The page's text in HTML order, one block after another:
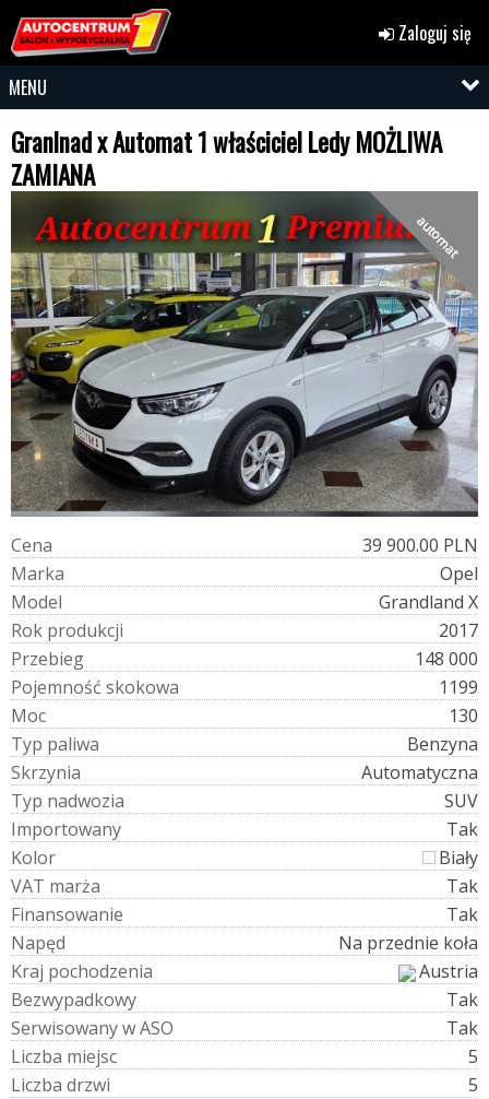
Zaloguj się
MENU
Granlnad x Automat 1 właściciel Ledy MOŻLIWA
ZAMIANA
automat
Cena
39 900.00 PLN
Marka
Opel
Model
Grandland X
Rok produkcji
2017
Przebieg
148 000
Pojemność skokowa
1199
Moc
130
Typ paliwa
Benzyna
Skrzynia
Automatyczna
Typ nadwozia
SUV
Importowany
Tak
Kolor
Biały
VAT marża
Tak
Finansowanie
Tak
Napęd
Na przednie koła
Kraj pochodzenia
Austria
Bezwypadkowy
Tak
SerwisowanywASO
Tak
Liczba miejsc
5
Liczba drzwi
5